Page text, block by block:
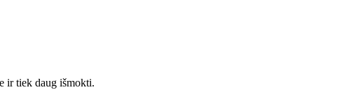
ir tiek daug išmokti.